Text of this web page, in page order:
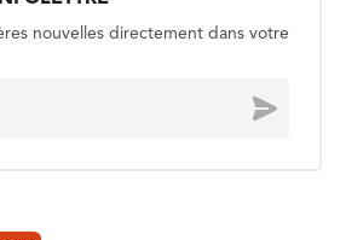
nouvelles directement dans votre
Envoyer